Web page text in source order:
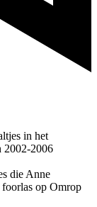
in het
2002-2006
die Anne
op Omrop